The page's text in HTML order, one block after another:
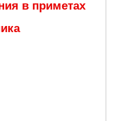
в приметах